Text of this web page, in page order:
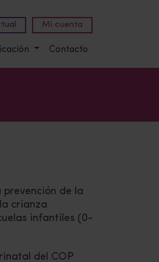
Mi cuenta
Contacto
de la
crianza
infantiles (0-
del COP